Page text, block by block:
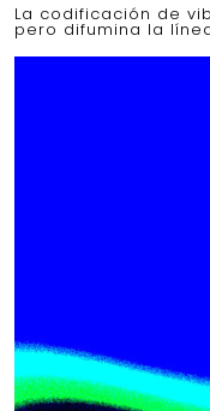
La codificación de
pero difumina la